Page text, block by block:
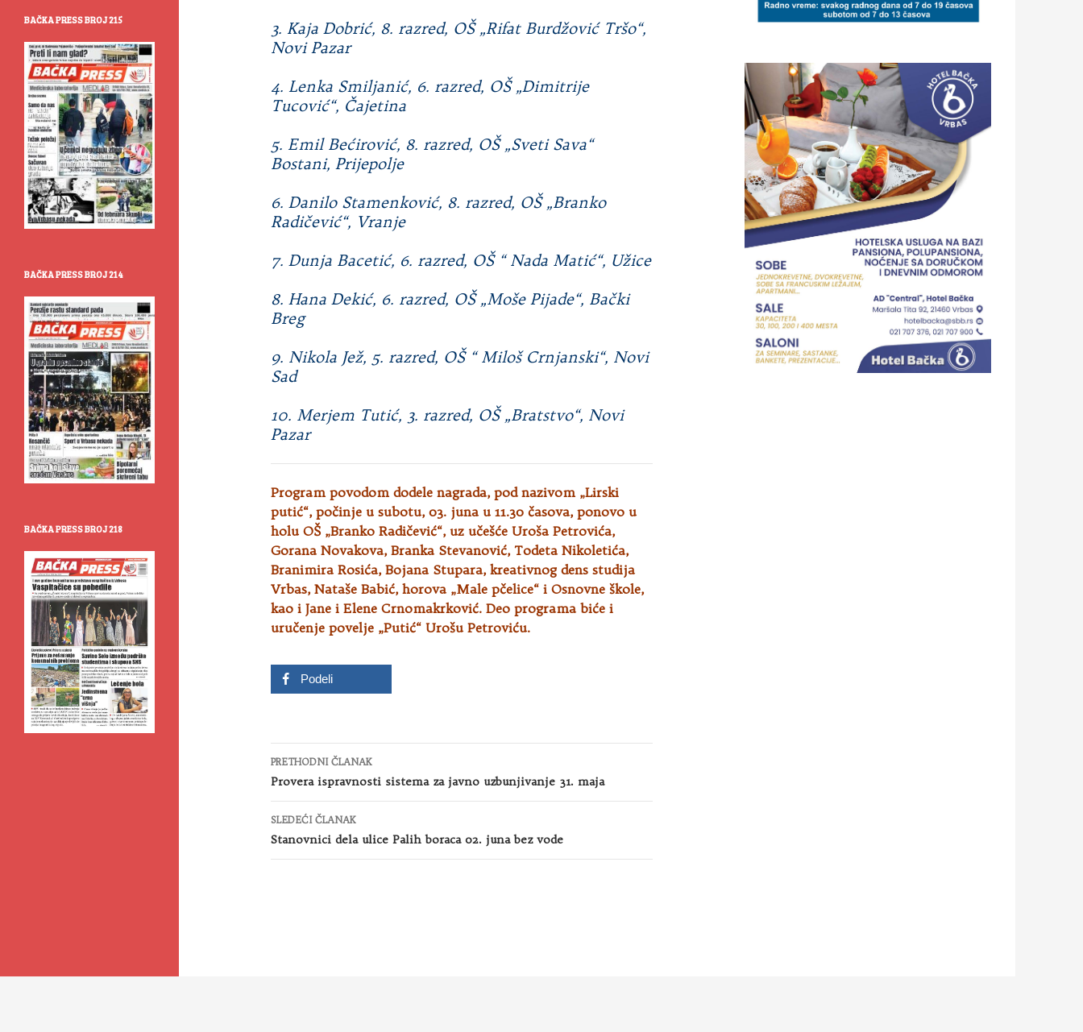
3. Kaja Dobrić, 8. razred, OŠ „Rifat Burdžović Tršo“,
Novi Pazar
4. Lenka Smiljanić, 6. razred, OŠ „Dimitrije
Tucović“, Čajetina
5. Emil Bećirović, 8. razred, OŠ „Sveti Sava“
Bostani, Prijepolje
6. Danilo Stamenković, 8. razred, OŠ „Branko
Radičević“, Vranje
7. Dunja Bacetić, 6. razred, OŠ “ Nada Matić“, Užice
8. Hana Dekić, 6. razred, OŠ „Moše Pijade“, Bački
Breg
9. Nikola Jež, 5. razred, OŠ “ Miloš Crnjanski“, Novi
Sad
10. Merjem Tutić, 3. razred, OŠ „Bratstvo“, Novi
Pazar
Program povodom dodele nagrada, pod nazivom „Lirski
putić“, počinje u subotu, 03. juna u 11.30 časova, ponovo u
holu OŠ „Branko Radičević“, uz učešće Uroša Petrovića,
Gorana Novakova, Branka Stevanović, Todeta Nikoletića,
Branimira Rosića, Bojana Stupara, kreativnog dens studija
Vrbas, Nataše Babić, horova „Male pčelice“ i Osnovne škole,
kao i Jane i Elene Crnomakrković. Deo programa biće i
uručenje povelje „Putić“ Urošu Petroviću.
Podeli
Kretanje
članaka
PRETHODNI ČLANAK
Provera ispravnosti sistema za javno uzbunjivanje 31. maja
SLEDEĆI ČLANAK
Stanovnici dela ulice Palih boraca 02. juna bez vode
BAČKA PRESS BROJ 215
BAČKA PRESS BROJ 214
BAČKA PRESS BROJ 218